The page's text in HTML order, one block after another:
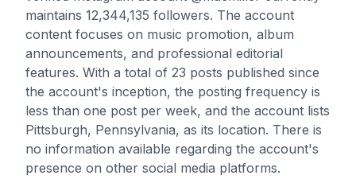
maintains 12,344,135 followers. The account
content focuses on music promotion, album
announcements, and professional editorial
features. With a total of 23 posts published since
the account's inception, the posting frequency is
less than one post per week, and the account lists
Pittsburgh, Pennsylvania, as its location. There is
no information available regarding the account's
presence on other social media platforms.